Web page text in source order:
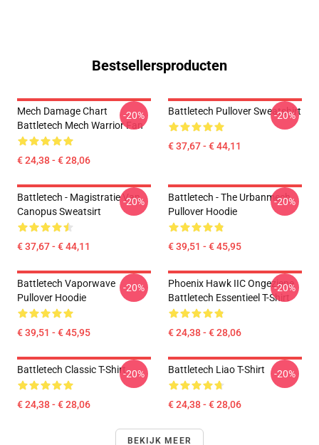
Bestsellersproducten
Mech Damage Chart
Battletech Mech Warrior Fan
€ 24,38 - € 28,06
-20% Battletech Pullover Sweatshirt
€ 37,67 - € 44,11
-20%
Battletech - Magistratie Van
Canopus Sweatsirt
€ 37,67 - € 44,11
-20%
Battletech - The Urbanmech
Pullover Hoodie
€ 39,51 - € 45,95
-20%
Battletech Vaporwave
Pullover Hoodie
€ 39,51 - € 45,95
-20%
Phoenix Hawk IIC Ongeziene
Battletech Essentieel T-Shirt
€ 24,38 - € 28,06
-20%
Battletech Classic T-Shirt
€ 24,38 - € 28,06
-20% Battletech Liao T-Shirt
€ 24,38 - € 28,06
-20%
BEKIJK MEER